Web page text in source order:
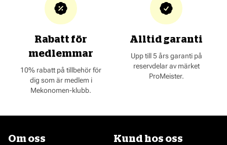
Rabatt för
medlemmar
10% rabatt på tillbehör för
dig som är medlem i
Mekonomen-klubb.
Alltid garanti
Upp till 5 års garanti på
reservdelar av märket
ProMeister.
Om oss Kund hos oss